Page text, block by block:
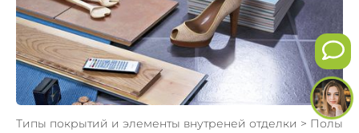
Типы покрытий и элементы внутреней отделки > Полы